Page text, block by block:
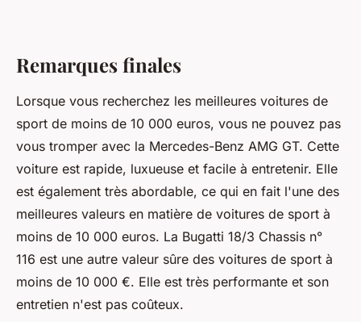
Remarques finales
Lorsque vous recherchez les meilleures voitures de
sport de moins de 10 000 euros, vous ne pouvez pas
vous tromper avec la Mercedes-Benz AMG GT. Cette
voiture est rapide, luxueuse et facile à entretenir. Elle
est également très abordable, ce qui en fait l'une des
meilleures valeurs en matière de voitures de sport à
moins de 10 000 euros. La Bugatti 18/3 Chassis n°
116 est une autre valeur sûre des voitures de sport à
moins de 10 000 €. Elle est très performante et son
entretien n'est pas coûteux.